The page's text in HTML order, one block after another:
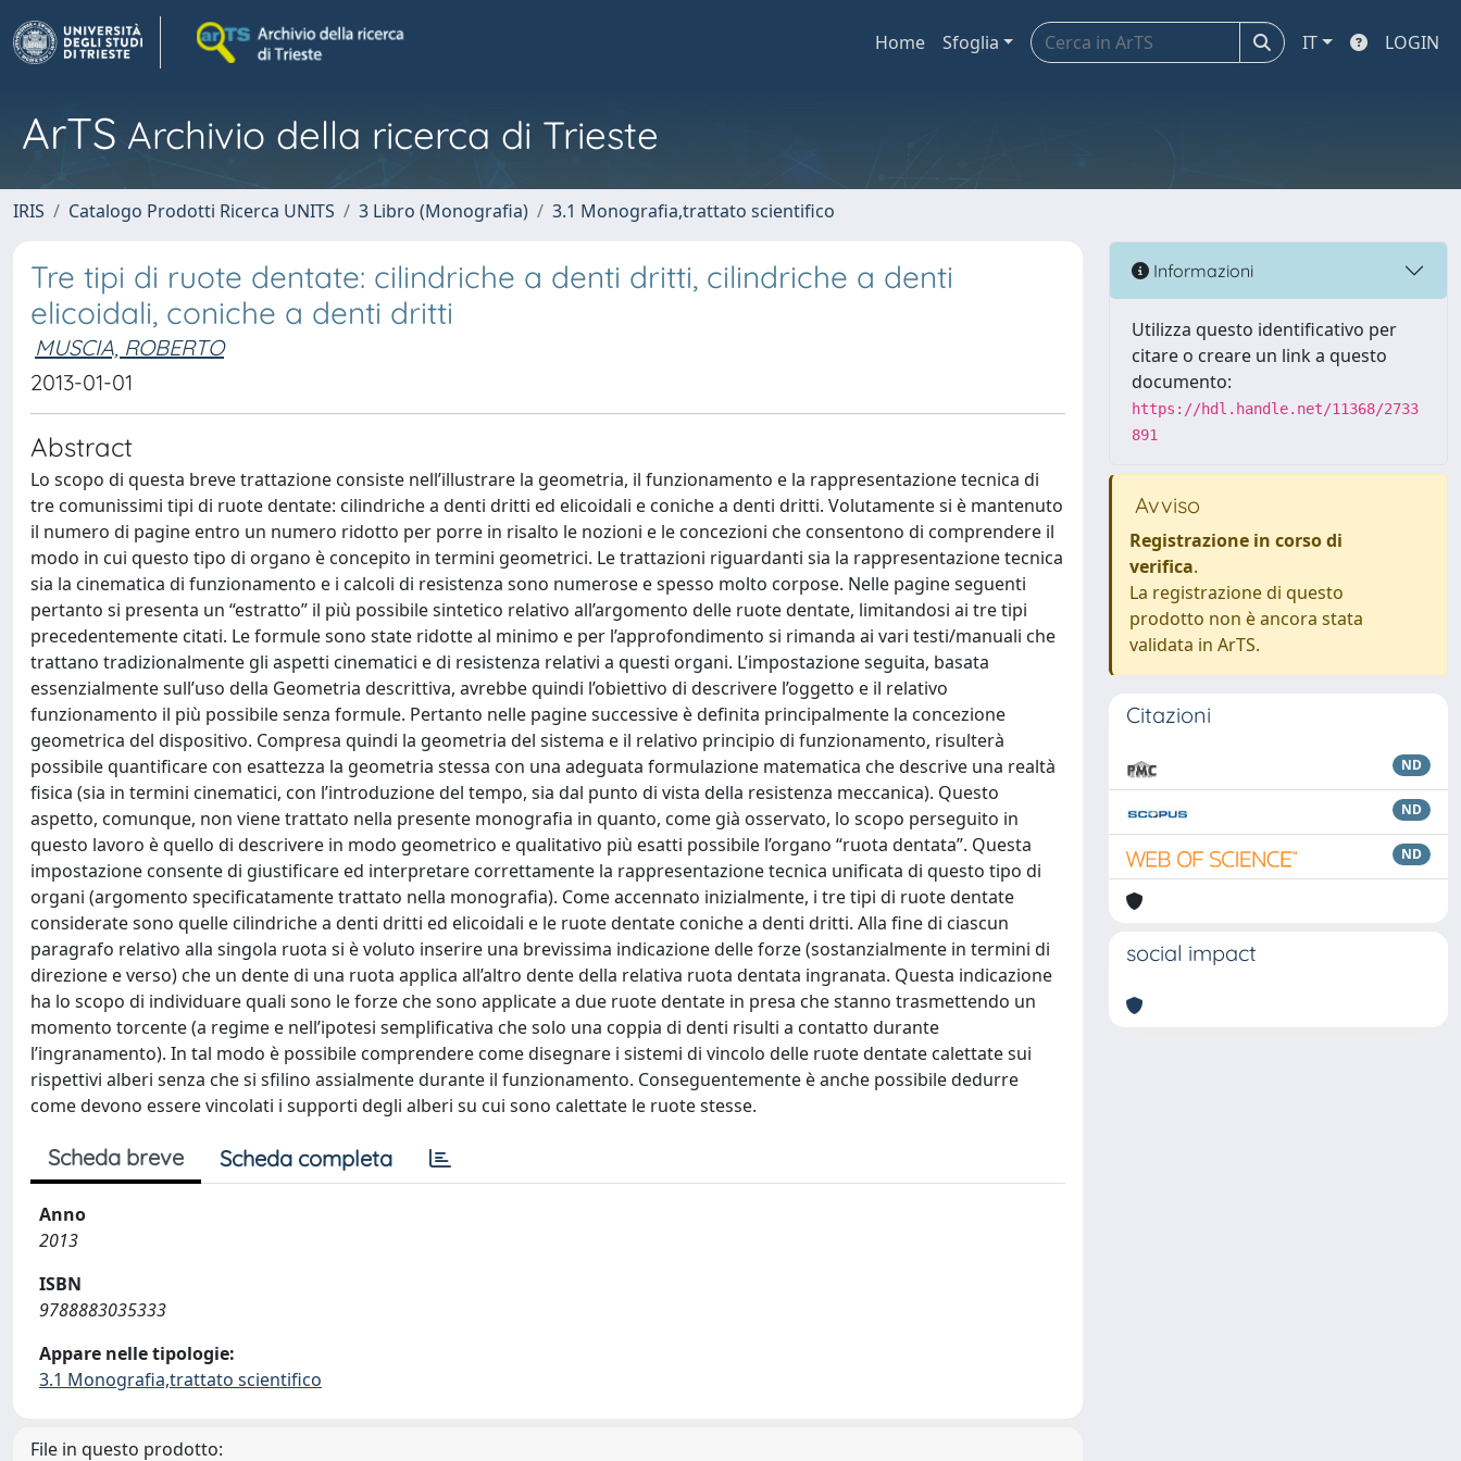
Home Sfoglia IT LOGIN
ArTS Archivio della ricerca di Trieste
IRIS Catalogo Prodotti Ricerca UNITS 3 Libro (Monografia) 3.1 Monografia,trattato scientifico
Tre tipi di ruote dentate: cilindriche a denti dritti, cilindriche a denti
elicoidali, coniche a denti dritti
MUSCIA, ROBERTO
2013-01-01
Abstract
Lo scopo di questa breve trattazione consiste nell’illustrare la geometria, il funzionamento e la rappresentazione tecnica di
tre comunissimi tipi di ruote dentate: cilindriche a denti dritti ed elicoidali e coniche a denti dritti. Volutamente si è mantenuto
il numero di pagine entro un numero ridotto per porre in risalto le nozioni e le concezioni che consentono di comprendere il
modo in cui questo tipo di organo è concepito in termini geometrici. Le trattazioni riguardanti sia la rappresentazione tecnica
sia la cinematica di funzionamento e i calcoli di resistenza sono numerose e spesso molto corpose. Nelle pagine seguenti
pertanto si presenta un “estratto” il più possibile sintetico relativo all’argomento delle ruote dentate, limitandosi ai tre tipi
precedentemente citati. Le formule sono state ridotte al minimo e per l’approfondimento si rimanda ai vari testi/manuali che
trattano tradizionalmente gli aspetti cinematici e di resistenza relativi a questi organi. L’impostazione seguita, basata
essenzialmente sull’uso della Geometria descrittiva, avrebbe quindi l’obiettivo di descrivere l’oggetto e il relativo
funzionamento il più possibile senza formule. Pertanto nelle pagine successive è definita principalmente la concezione
geometrica del dispositivo. Compresa quindi la geometria del sistema e il relativo principio di funzionamento, risulterà
possibile quantificare con esattezza la geometria stessa con una adeguata formulazione matematica che descrive una realtà
fisica (sia in termini cinematici, con l’introduzione del tempo, sia dal punto di vista della resistenza meccanica). Questo
aspetto, comunque, non viene trattato nella presente monografia in quanto, come già osservato, lo scopo perseguito in
questo lavoro è quello di descrivere in modo geometrico e qualitativo più esatti possibile l’organo “ruota dentata”. Questa
impostazione consente di giustificare ed interpretare correttamente la rappresentazione tecnica unificata di questo tipo di
organi (argomento specificatamente trattato nella monografia). Come accennato inizialmente, i tre tipi di ruote dentate
considerate sono quelle cilindriche a denti dritti ed elicoidali e le ruote dentate coniche a denti dritti. Alla fine di ciascun
paragrafo relativo alla singola ruota si è voluto inserire una brevissima indicazione delle forze (sostanzialmente in termini di
direzione e verso) che un dente di una ruota applica all’altro dente della relativa ruota dentata ingranata. Questa indicazione
ha lo scopo di individuare quali sono le forze che sono applicate a due ruote dentate in presa che stanno trasmettendo un
momento torcente (a regime e nell’ipotesi semplificativa che solo una coppia di denti risulti a contatto durante
l’ingranamento). In tal modo è possibile comprendere come disegnare i sistemi di vincolo delle ruote dentate calettate sui
rispettivi alberi senza che si sfilino assialmente durante il funzionamento. Conseguentemente è anche possibile dedurre
come devono essere vincolati i supporti degli alberi su cui sono calettate le ruote stesse.
Scheda breve Scheda completa
Anno
2013
ISBN
9788883035333
Appare nelle tipologie:
3.1 Monografia,trattato scientifico
File in questo prodotto:
Informazioni
Utilizza questo identificativo per
citare o creare un link a questo
documento:
https://hdl.handle.net/11368/2733
891
Avviso
Registrazione in corso di
verifica.
La registrazione di questo
prodotto non è ancora stata
validata in ArTS.
Citazioni
ND
ND
ND
social impact